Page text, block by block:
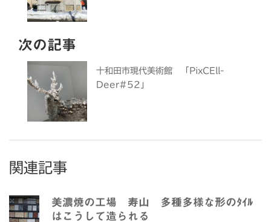
次の記事
十和田市現代美術館 「PixCEll-
Deer#52」
関連記事
美濃焼の工場 寿山 多種多様な形のﾀｲﾙ
はこうして造られる